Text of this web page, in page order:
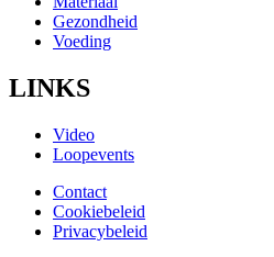
Gezondheid
Voeding
LINKS
Video
Loopevents
Contact
Cookiebeleid
Privacybeleid